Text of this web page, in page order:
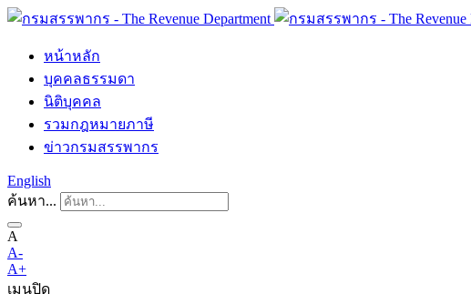
หน้าหลัก
บุคคลธรรมดา
นิติบุคคล
รวมกฎหมายภาษี
ข่าวกรมสรรพากร
English
ค้นหา...
A
A-
A+
เมนูปิด